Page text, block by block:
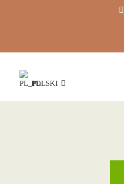
POLSKI